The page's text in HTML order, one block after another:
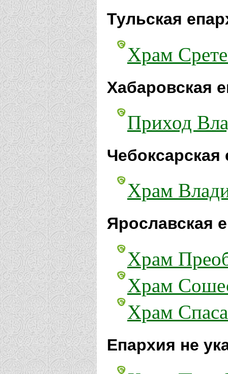
Тульская
Храм
Хабаровская
Приход
Чебоксарская
Храм
Ярославская
Храм
Храм
Храм
Епархия не